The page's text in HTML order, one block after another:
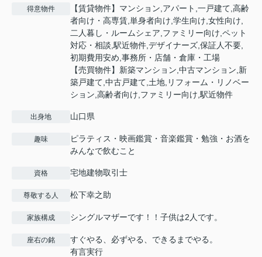
得意物件
【賃貸物件】マンション,アパート,一戸建て,高齢
者向け・高専賃,単身者向け,学生向け,女性向け,
二人暮し・ルームシェア,ファミリー向け,ペット
対応・相談,駅近物件,デザイナーズ,保証人不要,
初期費用安め,事務所・店舗・倉庫・工場
【売買物件】新築マンション,中古マンション,新
築戸建て,中古戸建て,土地,リフォーム・リノベー
ション,高齢者向け,ファミリー向け,駅近物件
出身地 山口県
趣味
ピラティス・映画鑑賞・音楽鑑賞・勉強・お酒を
みんなで飲むこと
資格 宅地建物取引士
尊敬する人 松下幸之助
家族構成 シングルマザーです！！子供は2人です。
座右の銘
すぐやる、必ずやる、できるまでやる。
有言実行